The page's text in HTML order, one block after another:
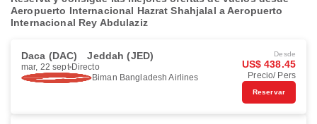
Aeropuerto Internacional Hazrat Shahjalal a Aeropuerto
Internacional Rey Abdulaziz
Daca (DAC) Jeddah (JED)
mar, 22 sept Directo
Biman Bangladesh Airlines
Desde
US$ 438.45
Precio/ Pers
Reservar